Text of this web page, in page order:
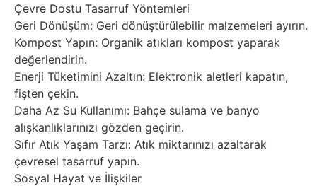
Çevre Dostu Tasarruf Yöntemleri
Geri Dönüşüm: Geri dönüştürülebilir malzemeleri ayırın.
Kompost Yapın: Organik atıkları kompost yaparak
değerlendirin.
Enerji Tüketimini Azaltın: Elektronik aletleri kapatın,
fişten çekin.
Daha Az Su Kullanımı: Bahçe sulama ve banyo
alışkanlıklarınızı gözden geçirin.
Sıfır Atık Yaşam Tarzı: Atık miktarınızı azaltarak
çevresel tasarruf yapın.
Sosyal Hayat ve İlişkiler